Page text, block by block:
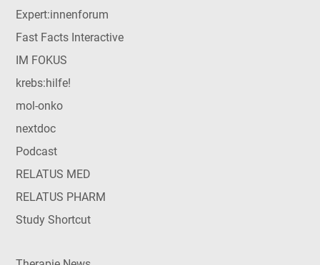
Expert:innenforum
Fast Facts Interactive
IM FOKUS
krebs:hilfe!
mol-onko
nextdoc
Podcast
RELATUS MED
RELATUS PHARM
Study Shortcut